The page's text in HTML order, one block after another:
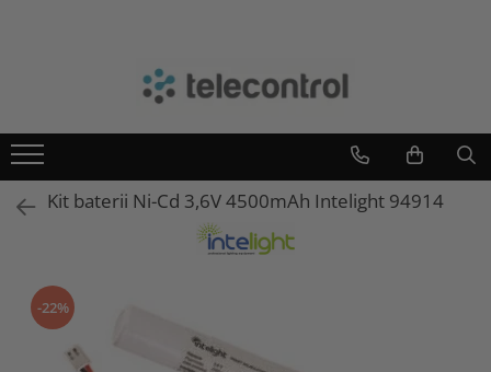
Teletask
IntelightKit baterii Ni-Cd 3,6V 4500mAh Intelight 94914
-22%